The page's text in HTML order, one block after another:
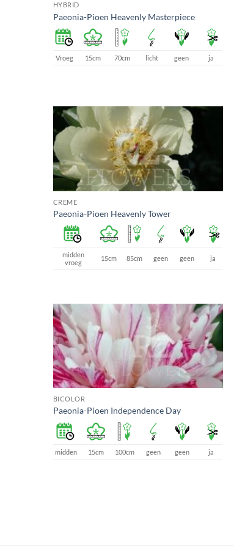
HYBRID
Paeonia-Pioen Heavenly Masterpiece
Vroeg 15cm 70cm licht geen ja
CREME
Paeonia-Pioen Heavenly Tower
midden
vroeg
15cm 85cm geen geen ja
BICOLOR
Paeonia-Pioen Independence Day
midden 15cm 100cm geen geen ja